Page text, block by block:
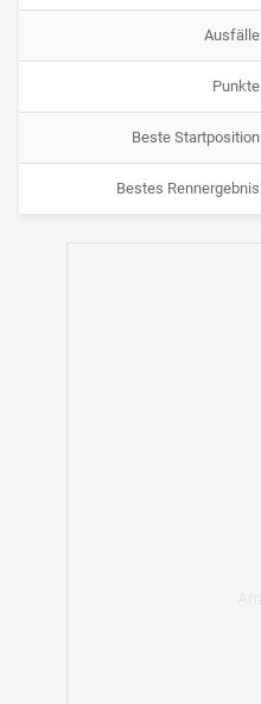
Ausfälle
Punkte
Beste Startposition
Bestes Rennergebnis